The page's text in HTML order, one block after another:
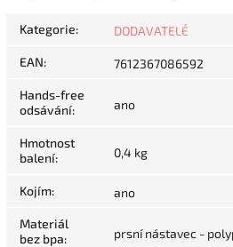
Kategorie: DODAVATELÉ
EAN: 7612367086592
Hands-free
odsávání: ano
Hmotnost
balení: 0,4 kg
Kojím: ano
Materiál
bez bpa: prsní nástavec -